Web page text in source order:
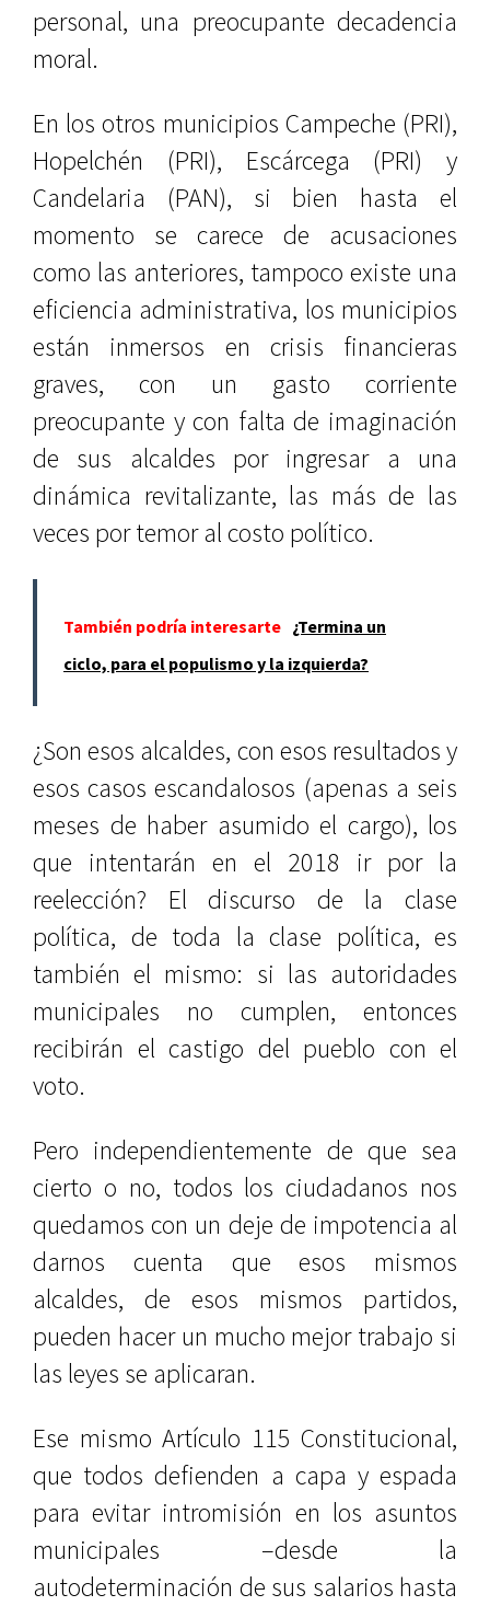
personal, una preocupante decadencia
moral.
En los otros municipios Campeche (PRI),
Hopelchén (PRI), Escárcega (PRI) y
Candelaria (PAN), si bien hasta el
momento se carece de acusaciones
como las anteriores, tampoco existe una
eficiencia administrativa, los municipios
están inmersos en crisis financieras
graves, con un gasto corriente
preocupante y con falta de imaginación
de sus alcaldes por ingresar a una
dinámica revitalizante, las más de las
veces por temor al costo político.
También podría interesarte ¿Termina un
ciclo, para el populismo y la izquierda?
¿Son esos alcaldes, con esos resultados y
esos casos escandalosos (apenas a seis
meses de haber asumido el cargo), los
que intentarán en el 2018 ir por la
reelección? El discurso de la clase
política, de toda la clase política, es
también el mismo: si las autoridades
municipales no cumplen, entonces
recibirán el castigo del pueblo con el
voto.
Pero independientemente de que sea
cierto o no, todos los ciudadanos nos
quedamos con un deje de impotencia al
darnos cuenta que esos mismos
alcaldes, de esos mismos partidos,
pueden hacer un mucho mejor trabajo si
las leyes se aplicaran.
Ese mismo Artículo 115 Constitucional,
que todos defienden a capa y espada
para evitar intromisión en los asuntos
municipales –desde la
autodeterminación de sus salarios hasta